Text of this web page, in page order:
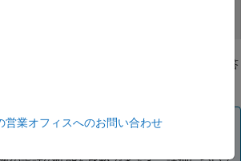
アログ ボックスで、プロットする既存の応答
営業オフィスへのお問い合わせ